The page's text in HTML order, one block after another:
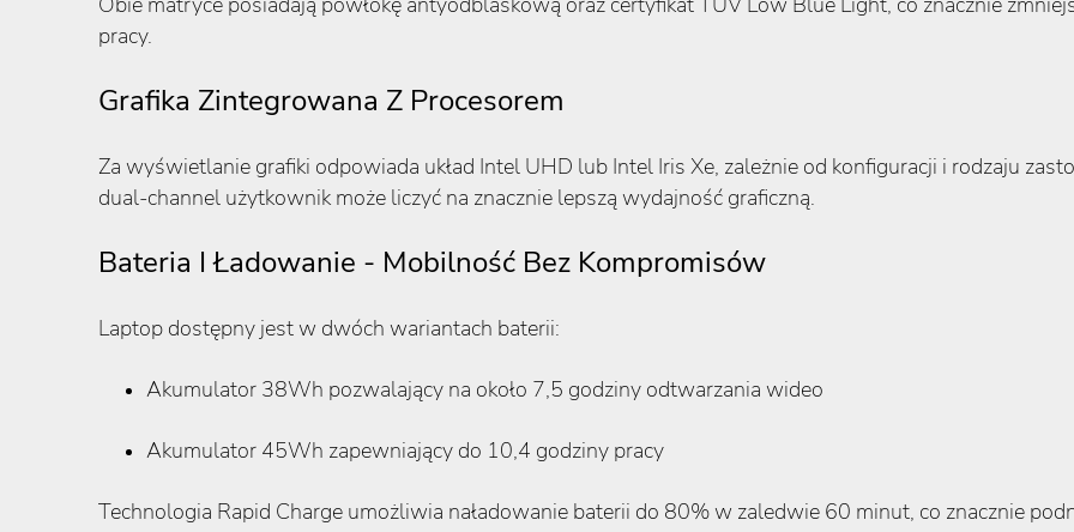
pracy.
Grafika Zintegrowana Z Procesorem
Za wyświetlanie grafiki odpowiada układ Intel UHD lub Intel Iris Xe, zależnie od konfiguracji i rodzaju
dual-channel użytkownik może liczyć na znacznie lepszą wydajność graficzną.
Bateria I Ładowanie - Mobilność Bez Kompromisów
Laptop dostępny jest w dwóch wariantach baterii:
Akumulator 38Wh pozwalający na około 7,5 godziny odtwarzania wideo
Akumulator 45Wh zapewniający do 10,4 godziny pracy
Technologia Rapid Charge umożliwia naładowanie baterii do 80% w zaledwie 60 minut, co znacznie